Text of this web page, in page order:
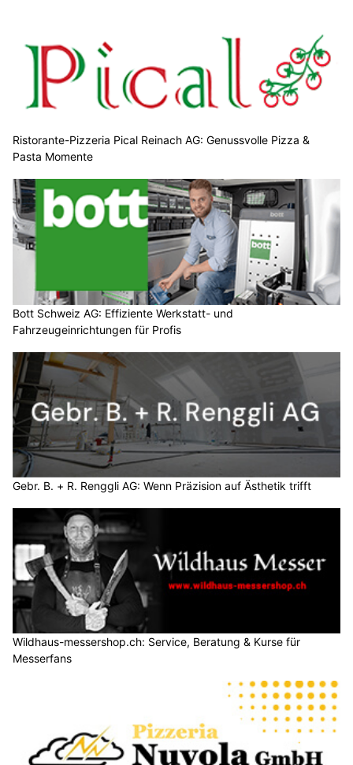
Ristorante-Pizzeria Pical Reinach AG: Genussvolle Pizza &
Pasta Momente
Bott Schweiz AG: Effiziente Werkstatt- und
Fahrzeugeinrichtungen für Profis
Gebr. B. + R. Renggli AG: Wenn Präzision auf Ästhetik trifft
Wildhaus-messershop.ch: Service, Beratung & Kurse für
Messerfans